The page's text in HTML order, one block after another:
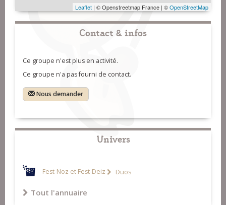
Leaflet | © Openstreetmap France | ©OpenStreetMap
Contact & infos
Ce groupe n'est plus en activité.
Ce groupe n'a pas fourni de contact.
Nous demander
Univers
Fest-Noz et Fest-Deiz Duos
Tout l'annuaire